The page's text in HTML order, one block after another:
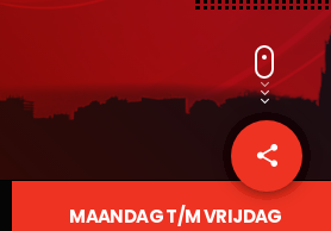
share
email
MAANDAG T/M VRIJDAG